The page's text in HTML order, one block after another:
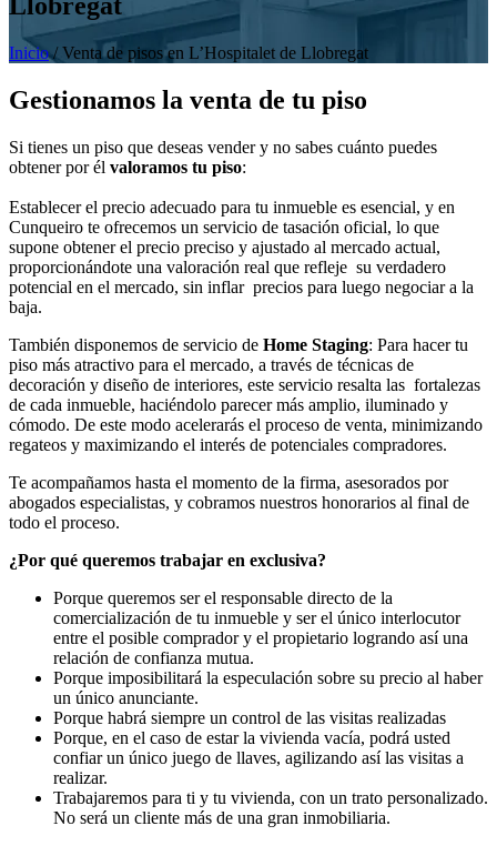
Inicio/Venta de pisos en L’Hospitalet de Llobregat
Gestionamos la venta de tu piso
Si tienes un piso que deseas vender y no sabes cuánto puedes
obtener por él valoramos tu piso:
Establecer el precio adecuado para tu inmueble es esencial, y en
Cunqueiro te ofrecemos un servicio de tasación oficial, lo que
supone obtener el precio preciso y ajustado al mercado actual,
proporcionándote una valoración real que refleje su verdadero
potencial en el mercado, sin inflar precios para luego negociar a la
baja.
También disponemos de servicio de Home Staging: Para hacer tu
piso más atractivo para el mercado, a través de técnicas de
decoración y diseño de interiores, este servicio resalta las fortalezas
de cada inmueble, haciéndolo parecer más amplio, iluminado y
cómodo. De este modo acelerarás el proceso de venta, minimizando
regateos y maximizando el interés de potenciales compradores.
Te acompañamos hasta el momento de la firma, asesorados por
abogados especialistas, y cobramos nuestros honorarios al final de
todo el proceso.
¿Por qué queremos trabajar en exclusiva?
Porque queremos ser el responsable directo de la
comercialización de tu inmueble y ser el único interlocutor
entre el posible comprador y el propietario logrando así una
relación de confianza mutua.
Porque imposibilitará la especulación sobre su precio al haber
un único anunciante.
Porque habrá siempre un control de las visitas realizadas
Porque, en el caso de estar la vivienda vacía, podrá usted
confiar un único juego de llaves, agilizando así las visitas a
realizar.
Trabajaremos para ti y tu vivienda, con un trato personalizado.
No será un cliente más de una gran inmobiliaria.